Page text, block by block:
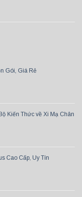
Gói, Giá Rẻ
Kiến Thức về Xi Mạ Chân
Cao Cấp, Uy Tín